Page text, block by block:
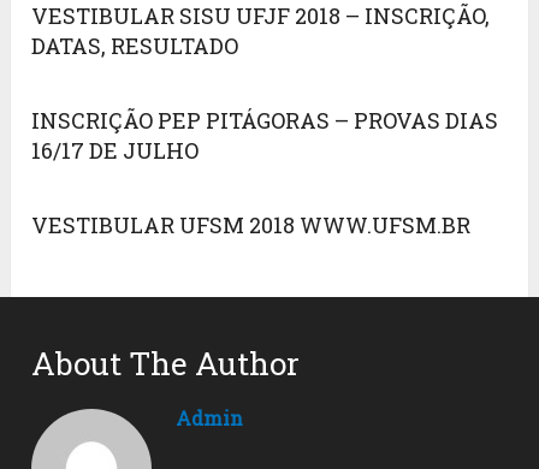
VESTIBULAR SISU UFJF 2018 – INSCRIÇÃO,
DATAS, RESULTADO
INSCRIÇÃO PEP PITÁGORAS – PROVAS DIAS
16/17 DE JULHO
VESTIBULAR UFSM 2018 WWW.UFSM.BR
About The Author
Admin